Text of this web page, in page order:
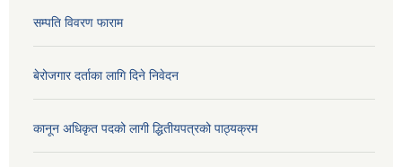
सम्पति विवरण फाराम
बेरोजगार दर्ताका लागि दिने निवेदन
कानून अधिकृत पदको लागी द्धितीयपत्रको पाठ्यक्रम